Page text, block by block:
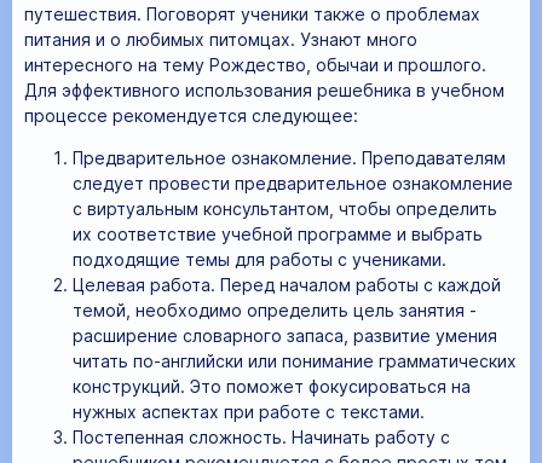
путешествия. Поговорят ученики также о проблемах
питания и о любимых питомцах. Узнают много
интересного на тему Рождество, обычаи и прошлого.
Для эффективного использования решебника в учебном
процессе рекомендуется следующее:
Предварительное ознакомление. Преподавателям
следует провести предварительное ознакомление
с виртуальным консультантом, чтобы определить
их соответствие учебной программе и выбрать
подходящие темы для работы с учениками.
Целевая работа. Перед началом работы с каждой
темой, необходимо определить цель занятия -
расширение словарного запаса, развитие умения
читать по-английски или понимание грамматических
конструкций. Это поможет фокусироваться на
нужных аспектах при работе с текстами.
Постепенная сложность. Начинать работу с